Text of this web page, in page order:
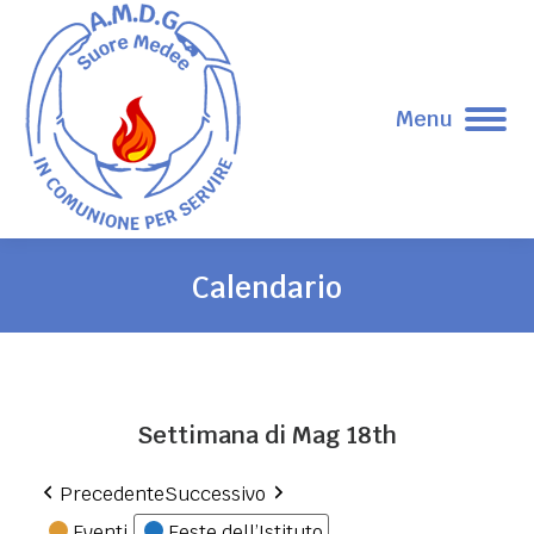
Menu
Calendario
Tu sei qui:
Settimana di Mag 18th
PrecedenteSuccessivo